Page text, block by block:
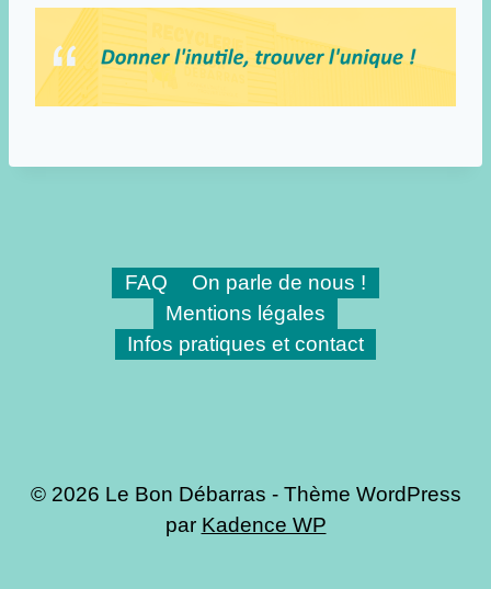
FAQ
On parle de nous !
Mentions légales
Infos pratiques et contact
© 2026 Le Bon Débarras - Thème WordPress
par Kadence WP